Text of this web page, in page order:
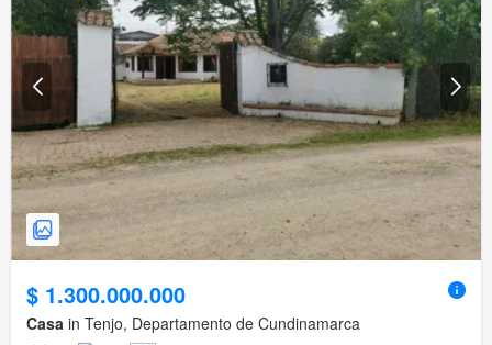
$ 1.300.000.000
Casa in Tenjo, Departamento de Cundinamarca